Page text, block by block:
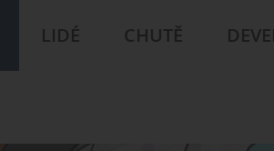
LIDÉ CHUTĚ